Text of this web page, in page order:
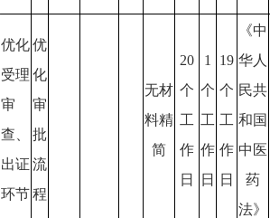
优化
受理
审
查、
出证
环节
优
化
审
批
流
程
无材
料精
简
20
个
工
作
日
1
个
工
作
日
19
个
工
作
日
《中
华人
民共
和国
中医
药
法》